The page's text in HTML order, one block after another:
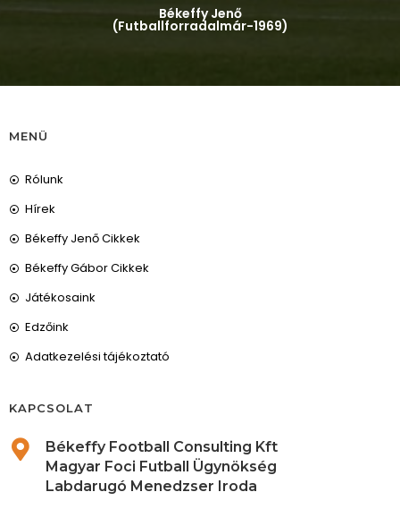
Békeffy Jenő
(Futballforradalmár-1969)
MENÜ
Rólunk
Hírek
Békeffy Jenő Cikkek
Békeffy Gábor Cikkek
Játékosaink
Edzőink
Adatkezelési tájékoztató
KAPCSOLAT
Békeffy Football Consulting Kft
Magyar Foci Futball Ügynökség
Labdarugó Menedzser Iroda